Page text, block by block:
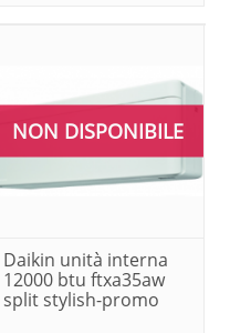
NON DISPONIBILE
Daikin unità interna
12000 btu ftxa35aw
split stylish-promo